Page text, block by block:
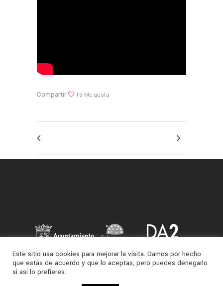
Compartir 19 Me gusta
Este sitio usa cookies para mejorar la visita. Damos por hecho
que estás de acuerdo y que lo aceptas, pero puedes denegarlo
si así lo prefieres.